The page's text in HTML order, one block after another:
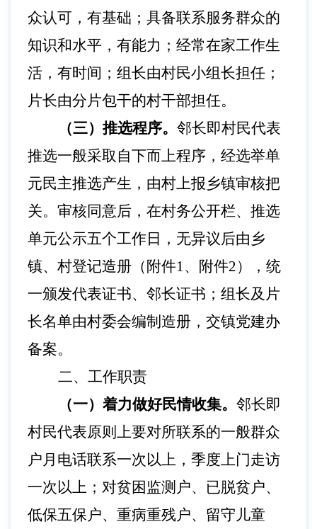
众认可，有基础；具备联系服务群众的
知识和水平，有能力；经常在家工作生
活，有时间；组长由村民小组长担任；
片长由分片包干的村干部担任。
（三）推选程序。 邻长即村民代表
推选一般采取自下而上程序，经选举单
元民主推选产生，由村上报乡镇审核把
关。审核同意后，在村务公开栏、推选
单元公示五个工作日，无异议后由乡
镇、村登记造册（附件1、附件2），统
一颁发代表证书、邻长证书；组长及片
长名单由村委会编制造册，交镇党建办
备案。
二、工作职责
（一）着力做好民情收集。 邻长即
村民代表原则上要对所联系的一般群众
户月电话联系一次以上，季度上门走访
一次以上；对贫困监测户、已脱贫户、
低保五保户、重病重残户、留守儿童